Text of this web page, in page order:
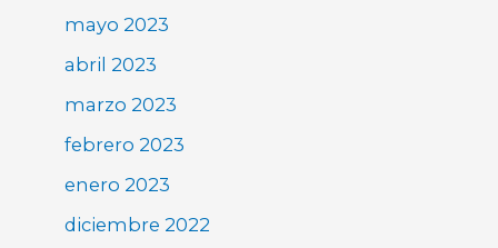
mayo 2023
abril 2023
marzo 2023
febrero 2023
enero 2023
diciembre 2022